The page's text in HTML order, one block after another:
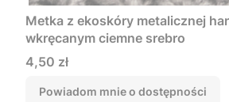
Metka z ekoskóry metalicznej
wkręcanym ciemne srebro
Cena
4,50 zł
Powiadom mnie o dostępności